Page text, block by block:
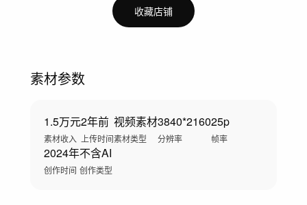
收藏店铺
素材参数
1.5万元
素材收入
2年前
上传时间
视频素材
素材类型
3840*2160
分辨率
25p
帧率
2024年
创作时间
不含AI
创作类型